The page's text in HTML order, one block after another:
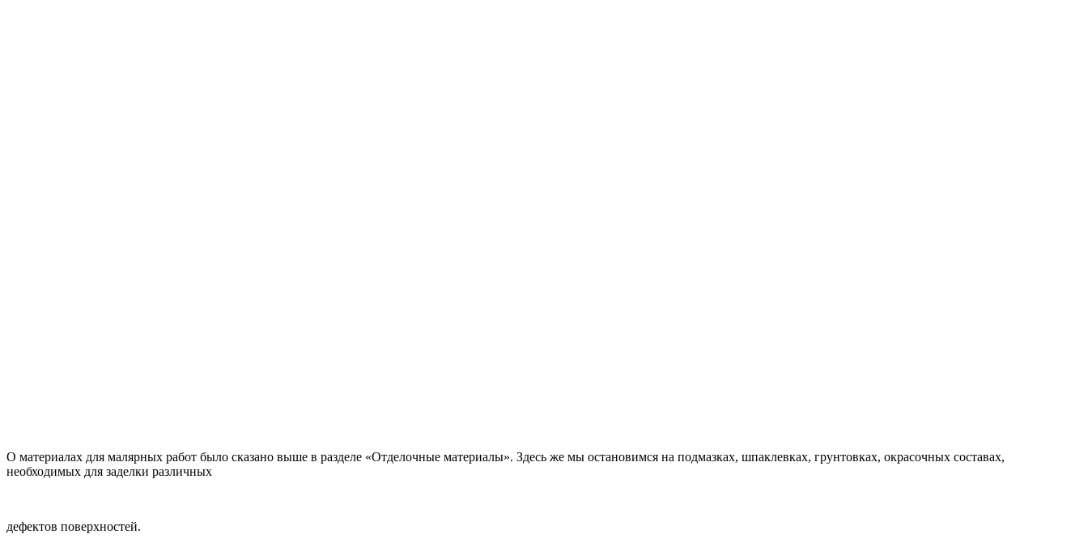
О материалах для малярных работ было сказано выше в разделе «Отделочные материалы». Здесь же мы остановимся на подмазках, шпаклевках, грунтовках, окрасочных составах,
необходимых для заделки различных
дефектов поверхностей.